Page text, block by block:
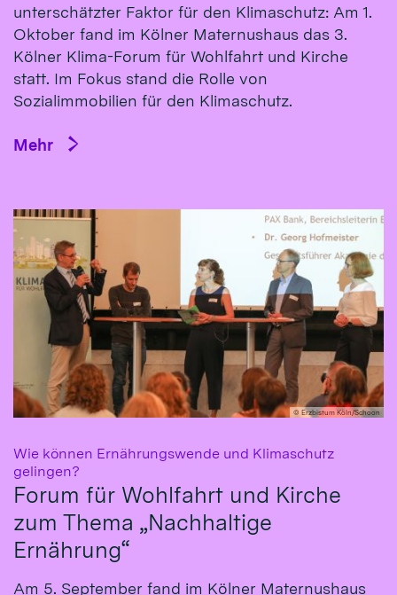
unterschätzter Faktor für den Klimaschutz: Am 1.
Oktober fand im Kölner Maternushaus das 3.
Kölner Klima-Forum für Wohlfahrt und Kirche
statt. Im Fokus stand die Rolle von
Sozialimmobilien für den Klimaschutz.
Mehr
© Erzbistum Köln/Schoon
Wie können Ernährungswende und Klimaschutz
gelingen?
Forum für Wohlfahrt und Kirche
zum Thema „Nachhaltige
Ernährung“
Am 5. September fand im Kölner Maternushaus